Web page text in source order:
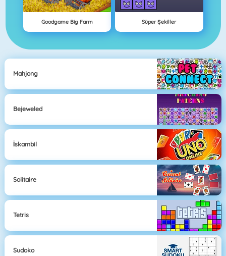
Goodgame Big Farm Süper Şekiller
Mahjong
Bejeweled
İskambil
Solitaire
Tetris
Sudoko